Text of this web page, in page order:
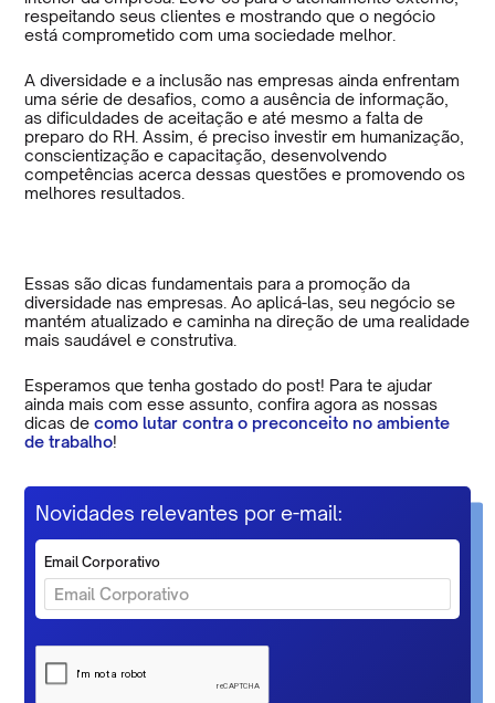
respeitando seus clientes e mostrando que o negócio
está comprometido com uma sociedade melhor.
A diversidade e a inclusão nas empresas ainda enfrentam
uma série de desafios, como a ausência de informação,
as dificuldades de aceitação e até mesmo a falta de
preparo do RH. Assim, é preciso investir em humanização,
conscientização e capacitação, desenvolvendo
competências acerca dessas questões e promovendo os
melhores resultados.
Essas são dicas fundamentais para a promoção da
diversidade nas empresas. Ao aplicá-las, seu negócio se
mantém atualizado e caminha na direção de uma realidade
mais saudável e construtiva.
Esperamos que tenha gostado do post! Para te ajudar
ainda mais com esse assunto, confira agora as nossas
dicas de como lutar contra o preconceito no ambiente
de trabalho!
Novidades relevantes por e-mail:
Email Corporativo